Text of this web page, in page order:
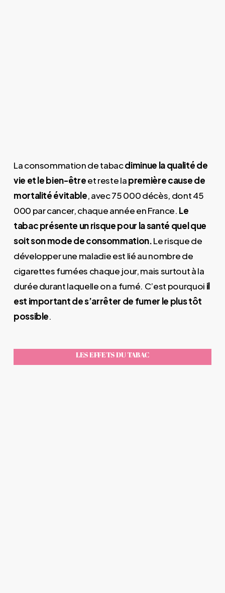
La consommation de tabacdiminue la qualité de
vie et le bien-êtreet reste lapremière cause de
mortalité évitable, avec 75 000 décès, dont 45
000 par cancer, chaque année en France. Le
tabac présente un risque pour la santé quel que
soit son mode de consommation.Le risque de
développer une maladie est lié au nombre de
cigarettes fumées chaque jour, mais surtout à la
durée durant laquelle on a fumé. C’est pourquoi il
est important de s’arrêter de fumer le plus tôt
possible.
LES EFFETS DU TABAC